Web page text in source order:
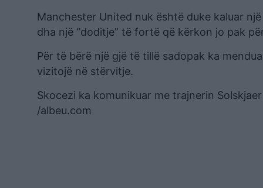
Manchester United nuk është duke kaluar
dha një “doditje” të fortë që kërkon jo pak
Për të bërë një gjë të tillë sadopak ka
vizitojë në stërvitje.
Skocezi ka komunikuar me trajnerin
/albeu.com